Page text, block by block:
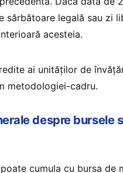
sărbătoare legală sau zi
acesteia.
ai unităților de
metodologiei-cadru.
despre bursele
cumula cu bursa de